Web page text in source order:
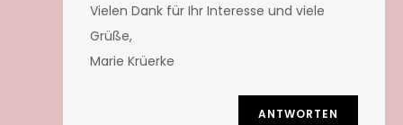
Vielen Dank für Ihr Interesse und viele
Grüße,
Marie Krüerke
ANTWORTEN